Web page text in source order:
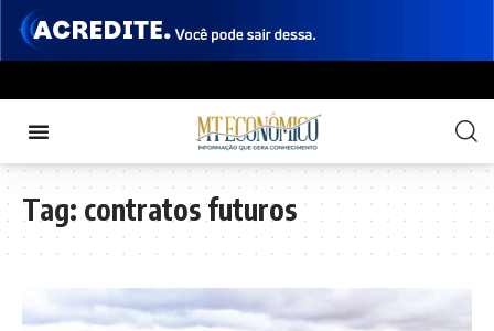
Tag: contratos futuros